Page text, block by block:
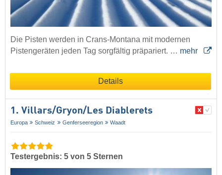
Die Pisten werden in Crans-Montana mit modernen
Pistengeräten jeden Tag sorgfältig präpariert. … mehr
Details
1. Villars/​Gryon/​Les Diablerets
Europa Schweiz Genferseeregion Waadt
Testergebnis: 5 von 5 Sternen